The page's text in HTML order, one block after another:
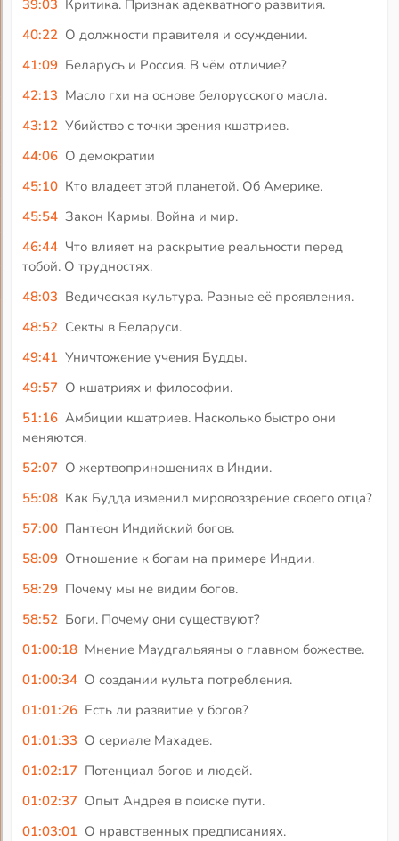
39:03 Критика. Признак адекватного развития.
40:22 О должности правителя и осуждении.
41:09 Беларусь и Россия. В чём отличие?
42:13 Масло гхи на основе белорусского масла.
43:12 Убийство с точки зрения кшатриев.
44:06 О демократии
45:10 Кто владеет этой планетой. Об Америке.
45:54 Закон Кармы. Война и мир.
46:44 Что влияет на раскрытие реальности перед
тобой. О трудностях.
48:03 Ведическая культура. Разные её проявления.
48:52 Секты в Беларуси.
49:41 Уничтожение учения Будды.
49:57 О кшатриях и философии.
51:16 Амбиции кшатриев. Насколько быстро они
меняются.
52:07 О жертвоприношениях в Индии.
55:08 Как Будда изменил мировоззрение своего отца?
57:00 Пантеон Индийский богов.
58:09 Отношение к богам на примере Индии.
58:29 Почему мы не видим богов.
58:52 Боги. Почему они существуют?
01:00:18 Мнение Маудгальяяны о главном божестве.
01:00:34 О создании культа потребления.
01:01:26 Есть ли развитие у богов?
01:01:33 О сериале Махадев.
01:02:17 Потенциал богов и людей.
01:02:37 Опыт Андрея в поиске пути.
01:03:01 О нравственных предписаниях.